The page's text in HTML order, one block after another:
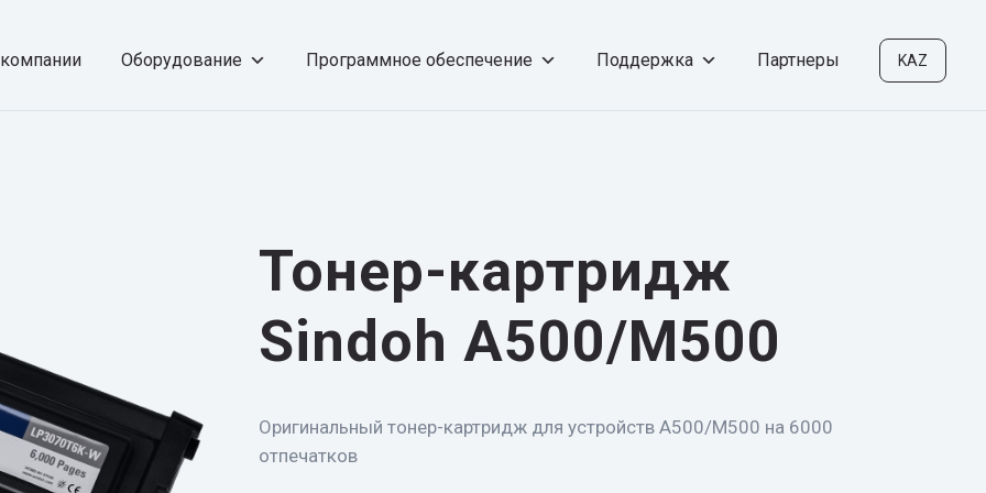
Оборудование Программное обеспечение Поддержка Партнеры KAZ
Тонер-картридж
Sindoh А500/М500
Оригинальный тонер-картридж для устройств А500/М500 на 6000
отпечатков